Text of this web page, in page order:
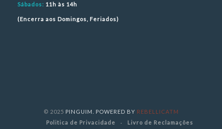
Sábados: 11h às 14h
(Encerra aos Domingos, Feriados)
© 2025 PINGUIM. POWERED BY REBELLICATM
Politica de Privacidade
Livro de Reclamações